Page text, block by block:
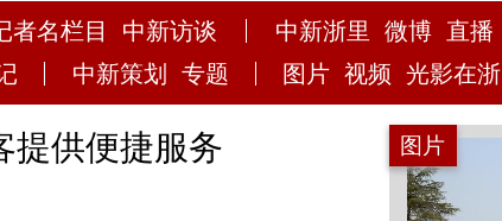
者名栏目 中新访谈 中新浙里 微博 直播
中新策划 专题 图片 视频 光影在浙
提供便捷服务 图片